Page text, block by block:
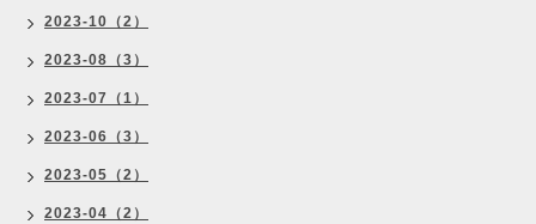
2023-10（2）
2023-08（3）
2023-07（1）
2023-06（3）
2023-05（2）
2023-04（2）